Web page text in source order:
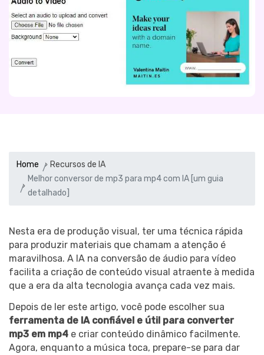
Home
Recursos de IA
Melhor conversor de mp3 para mp4 com IA [um guia
detalhado]
Nesta era de produção visual, ter uma técnica rápida
para produzir materiais que chamam a atenção é
maravilhosa. A IA na conversão de áudio para vídeo
facilita a criação de conteúdo visual atraente à medida
que a era da alta tecnologia avança cada vez mais.
Depois de ler este artigo, você pode escolher sua
ferramenta de IA confiável e útil para converter
mp3 em mp4 e criar conteúdo dinâmico facilmente.
Agora, enquanto a música toca, prepare-se para dar